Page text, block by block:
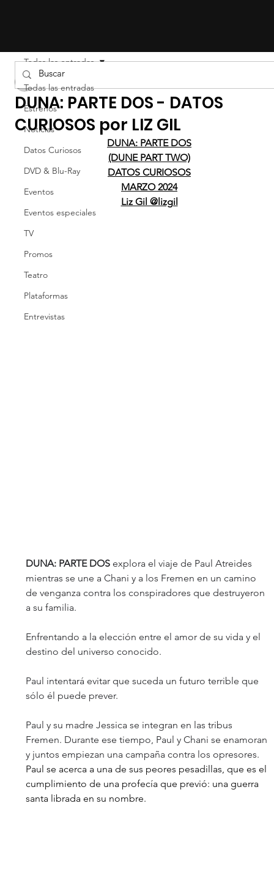
Todas las entradas
Estrenos
Noticias
Datos Curiosos
DVD & Blu-Ray
Eventos
Eventos especiales
TV
Promos
Teatro
Plataformas
Entrevistas
Todas las entradas
DUNA: PARTE DOS - DATOS
CURIOSOS por LIZ GIL
DUNA: PARTE DOS
(DUNE PART TWO)
DATOS CURIOSOS
MARZO 2024
Liz Gil @lizgil
DUNA: PARTE DOS explora el viaje de Paul Atreides
mientras se une a Chani y a los Fremen en un camino
de venganza contra los conspiradores que destruyeron
a su familia.
Enfrentando a la elección entre el amor de su vida y el
destino del universo conocido.
Paul intentará evitar que suceda un futuro terrible que
sólo él puede prever.
Paul y su madre Jessica se integran en las tribus
Fremen. Durante ese tiempo, Paul y Chani se enamoran
y juntos empiezan una campaña contra los opresores.
Paul se acerca a una de sus peores pesadillas, que es el
cumplimiento de una profecía que previó: una guerra
santa librada en su nombre.